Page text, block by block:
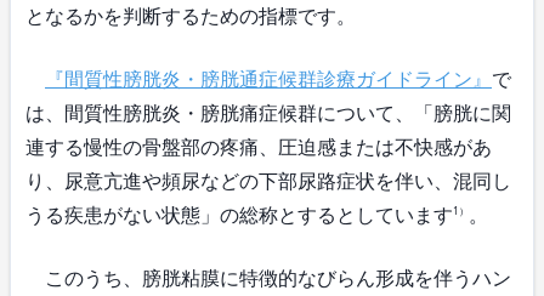
となるかを判断するための指標です。
『間質性膀胱炎・膀胱通症候群診療ガイドライン』 で
は、間質性膀胱炎・膀胱痛症候群について、「膀胱に関
連する慢性の骨盤部の疼痛、圧迫感または不快感があ
り、尿意亢進や頻尿などの下部尿路症状を伴い、混同し
うる疾患がない状態」の総称とするとしています1） 。
このうち、膀胱粘膜に特徴的なびらん形成を伴うハン